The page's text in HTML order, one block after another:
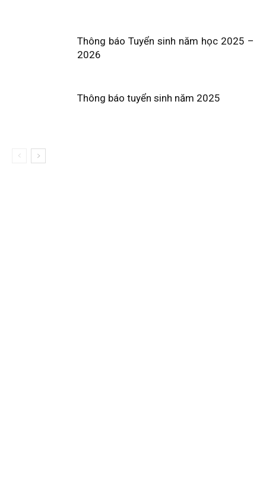
Thông báo Tuyển sinh năm học 2025 –
2026
Thông báo tuyển sinh năm 2025